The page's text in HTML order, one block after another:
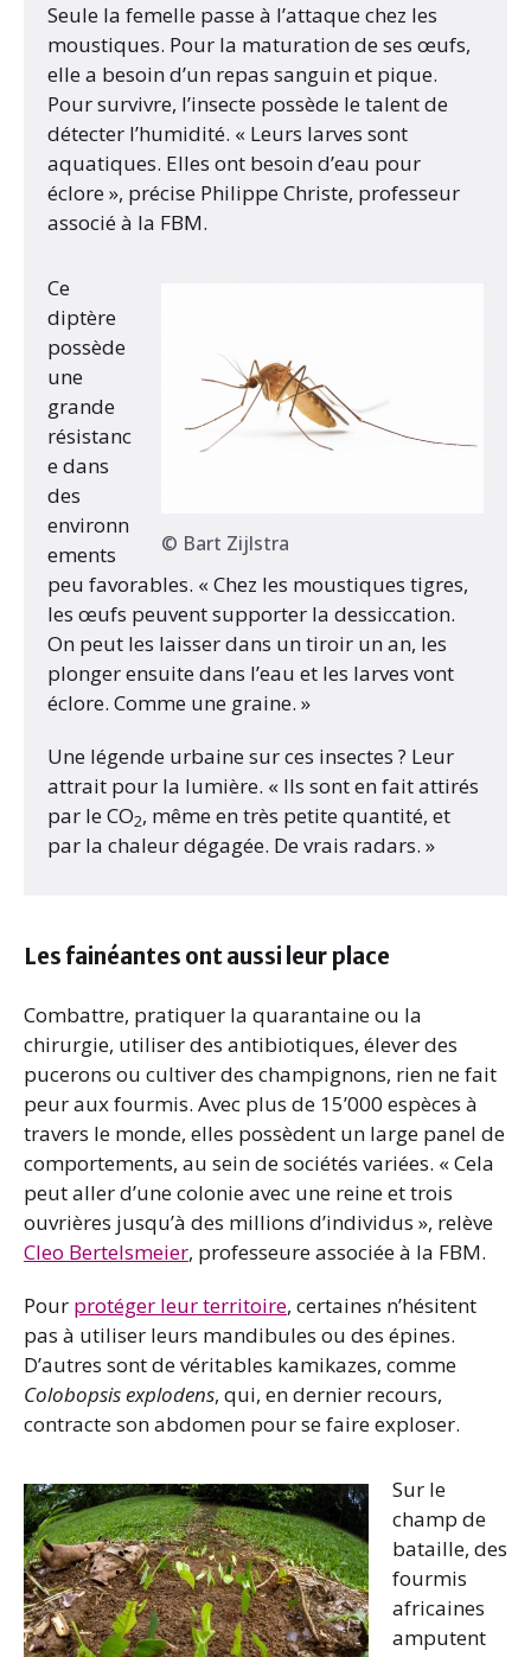
Seule la femelle passe à l’attaque chez les
moustiques. Pour la maturation de ses œufs,
elle a besoin d’un repas sanguin et pique.
Pour survivre, l’insecte possède le talent de
détecter l’humidité. « Leurs larves sont
aquatiques. Elles ont besoin d’eau pour
éclore », précise Philippe Christe, professeur
associé à la FBM.
© Bart Zijlstra
Ce
diptère
possède
une
grande
résistanc
e dans
des
environn
ements
peu favorables. « Chez les moustiques tigres,
les œufs peuvent supporter la dessiccation.
On peut les laisser dans un tiroir un an, les
plonger ensuite dans l’eau et les larves vont
éclore. Comme une graine. »
Une légende urbaine sur ces insectes ? Leur
attrait pour la lumière. « Ils sont en fait attirés
par le CO2, même en très petite quantité, et
par la chaleur dégagée. De vrais radars. »
Les fainéantes ont aussi leur place
Combattre, pratiquer la quarantaine ou la
chirurgie, utiliser des antibiotiques, élever des
pucerons ou cultiver des champignons, rien ne fait
peur aux fourmis. Avec plus de 15’000 espèces à
travers le monde, elles possèdent un large panel de
comportements, au sein de sociétés variées. « Cela
peut aller d’une colonie avec une reine et trois
ouvrières jusqu’à des millions d’individus », relève
Cleo Bertelsmeier, professeure associée à la FBM.
Pour protéger leur territoire, certaines n’hésitent
pas à utiliser leurs mandibules ou des épines.
D’autres sont de véritables kamikazes, comme
Colobopsis explodens, qui, en dernier recours,
contracte son abdomen pour se faire exploser.
Sur le
champ de
bataille, des
fourmis
africaines
amputent